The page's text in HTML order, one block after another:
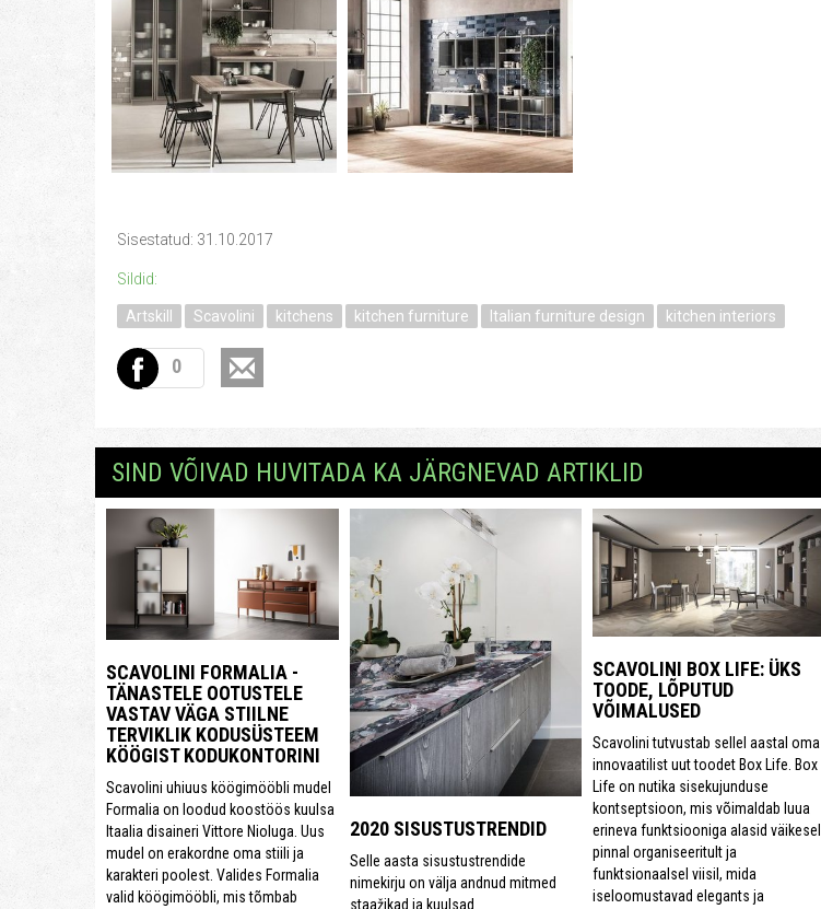
Sisestatud: 31.10.2017
Sildid:
Artskill Scavolini kitchens kitchen furniture Italian furniture design kitchen interiors
0
SIND VÕIVAD HUVITADA KA JÄRGNEVAD ARTIKLID
SCAVOLINI FORMALIA -
TÄNASTELE OOTUSTELE
VASTAV VÄGA STIILNE
TERVIKLIK KODUSÜSTEEM
KÖÖGIST KODUKONTORINI
Scavolini uhiuus köögimööbli mudel
Formalia on loodud koostöös kuulsa
Itaalia disaineri Vittore Nioluga. Uus
mudel on erakordne oma stiili ja
karakteri poolest. Valides Formalia
valid köögimööbli, mis tõmbab
2020 SISUSTUSTRENDID
Selle aasta sisustustrendide
nimekirju on välja andnud mitmed
staažikad ja kuulsad
SCAVOLINI BOX LIFE: ÜKS
TOODE, LÕPUTUD
VÕIMALUSED
Scavolini tutvustab sellel aastal oma
innovaatilist uut toodet Box Life. Box
Life on nutika sisekujunduse
kontseptsioon, mis võimaldab luua
erineva funktsiooniga alasid väikesel
pinnal organiseeritult ja
funktsionaalsel viisil, mida
iseloomustavad elegants ja